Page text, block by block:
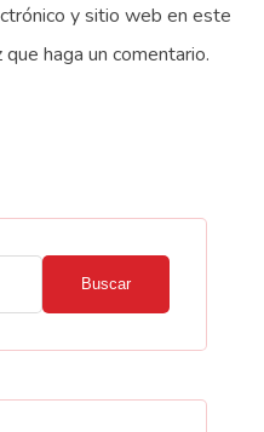
y sitio web en este
haga un comentario.
Buscar